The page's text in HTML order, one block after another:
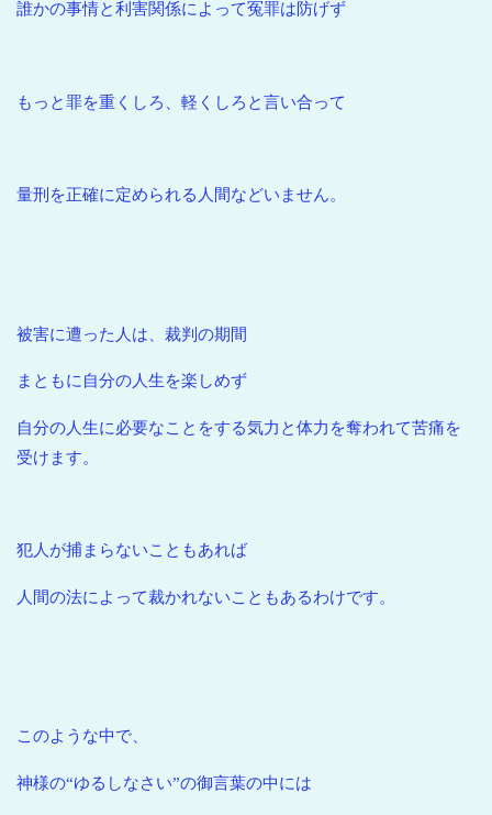
誰かの事情と利害関係によって冤罪は防げず
もっと罪を重くしろ、軽くしろと言い合って
量刑を正確に定められる人間などいません。
被害に遭った人は、裁判の期間
まともに自分の人生を楽しめず
自分の人生に必要なことをする気力と体力を奪われて苦痛を
受けます。
犯人が捕まらないこともあれば
人間の法によって裁かれないこともあるわけです。
このような中で、
神様の“ゆるしなさい”の御言葉の中には